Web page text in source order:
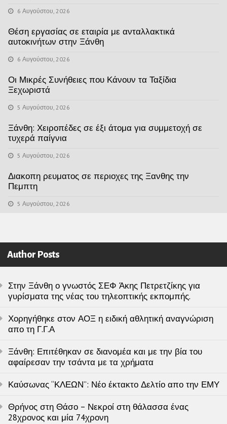
6 Αυγούστου, 2026
Θέση εργασίας σε εταιρία με ανταλλακτικά
αυτοκινήτων στην Ξάνθη
6 Αυγούστου, 2026
Οι Μικρές Συνήθειες που Κάνουν τα Ταξίδια
Ξεχωριστά
5 Αυγούστου, 2026
Ξάνθη: Χειροπέδες σε έξι άτομα για συμμετοχή σε
τυχερά παίγνια
5 Αυγούστου, 2026
Διακοπη ρευματος σε περιοχες της Ξανθης την
Πεμπτη
5 Αυγούστου, 2026
Author Posts
Στην Ξάνθη ο γνωστός ΣΕΦ Άκης Πετρετζίκης για
γυρίσματα της νέας του τηλεοπτικής εκπομπής.
Χορηγήθηκε στον ΑΟΞ η ειδική αθλητική αναγνώριση
απο τη Γ.Γ.Α
Ξάνθη: Επιτέθηκαν σε διανομέα και με την βία του
αφαίρεσαν την τσάντα με τα χρήματα
Καύσωνας “ΚΛΕΩΝ”: Νέο έκτακτο Δελτίο απο την ΕΜΥ
Θρήνος στη Θάσο – Νεκροί στη θάλασσα ένας
28χρονος και μία 74χρονη